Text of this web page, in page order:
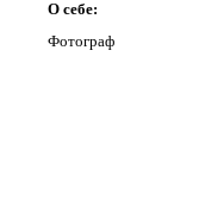
О себе:
Фотограф